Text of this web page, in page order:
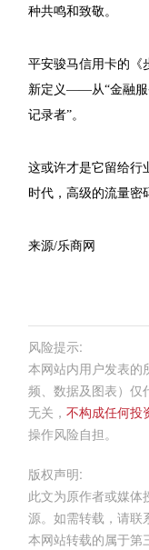
种共鸣和致敬。
平安骏马信用卡的《
新定义——从“金融服
记录者”。
这或许才是它留给行
时代，高级的流量密
来源/乐商网
风险提示:
本网站内用户发表的
频、数据及图表）仅
无关， 不构成任何投
操作风险自担。
版权声明:
此文为原作者或媒体
源。如需转载，请联
本网站转载的属于第